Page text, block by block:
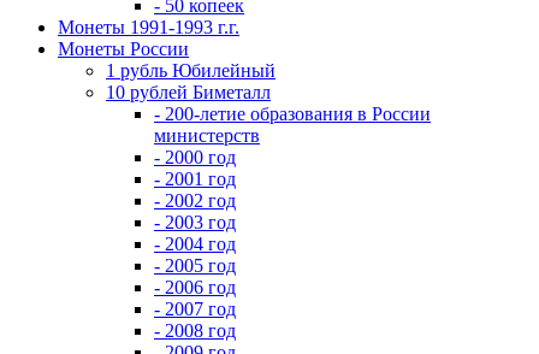
- 50 копеек
Монеты 1991-1993 г.г.
Монеты России
1 рубль Юбилейный
10 рублей Биметалл
- 200-летие образования в России
министерств
- 2000 год
- 2001 год
- 2002 год
- 2003 год
- 2004 год
- 2005 год
- 2006 год
- 2007 год
- 2008 год